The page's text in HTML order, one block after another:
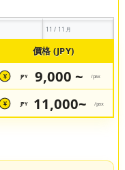
11 / 11月
價格 (JPY)
¥ JPY 9,000 ~ /pax
¥ JPY 11,000~ /pax